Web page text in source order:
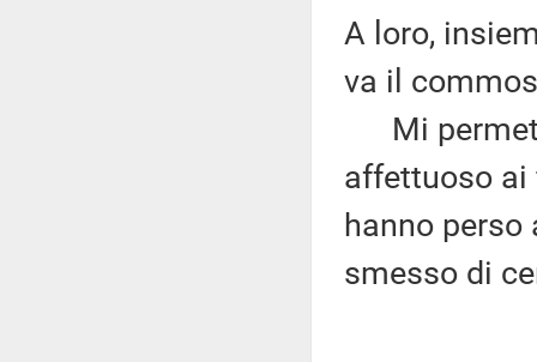
A loro,
va il
Mi
affettuoso ai
hanno perso
smesso di